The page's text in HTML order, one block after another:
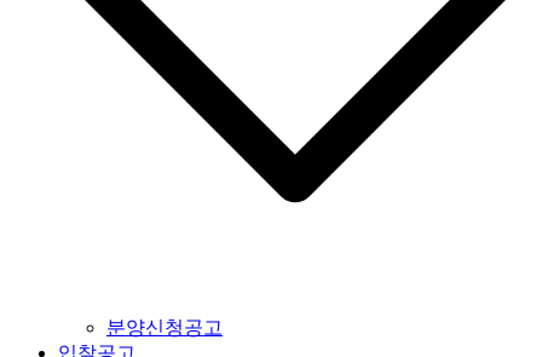
분양신청공고
입찰공고